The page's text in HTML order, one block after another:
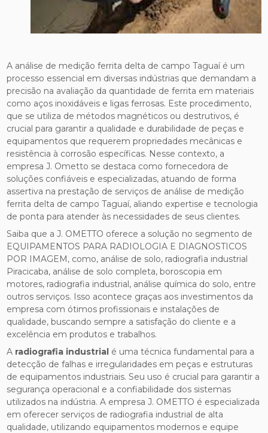
A análise de medição ferrita delta de campo Taguaí é um
processo essencial em diversas indústrias que demandam a
precisão na avaliação da quantidade de ferrita em materiais
como aços inoxidáveis e ligas ferrosas. Este procedimento,
que se utiliza de métodos magnéticos ou destrutivos, é
crucial para garantir a qualidade e durabilidade de peças e
equipamentos que requerem propriedades mecânicas e
resistência à corrosão específicas. Nesse contexto, a
empresa J. Ometto se destaca como fornecedora de
soluções confiáveis e especializadas, atuando de forma
assertiva na prestação de serviços de análise de medição
ferrita delta de campo Taguaí, aliando expertise e tecnologia
de ponta para atender às necessidades de seus clientes.
Saiba que a J. OMETTO oferece a solução no segmento de
EQUIPAMENTOS PARA RADIOLOGIA E DIAGNOSTICOS
POR IMAGEM, como, análise de solo, radiografia industrial
Piracicaba, análise de solo completa, boroscopia em
motores, radiografia industrial, análise química do solo, entre
outros serviços. Isso acontece graças aos investimentos da
empresa com ótimos profissionais e instalações de
qualidade, buscando sempre a satisfação do cliente e a
excelência em produtos e trabalhos.
A radiografia industrial é uma técnica fundamental para a
detecção de falhas e irregularidades em peças e estruturas
de equipamentos industriais. Seu uso é crucial para garantir a
segurança operacional e a confiabilidade dos sistemas
utilizados na indústria. A empresa J. OMETTO é especializada
em oferecer serviços de radiografia industrial de alta
qualidade, utilizando equipamentos modernos e equipe